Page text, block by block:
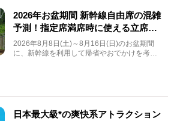
2026年お盆期間 新幹線自由席の混雑
予測！指定席満席時に使える立席特
急券も解説
2026年8月8日(土)～8月16日(日)のお盆期間
に、新幹線を利用して帰省やおでかけを考え
日本最大級*の爽快系アトラクション